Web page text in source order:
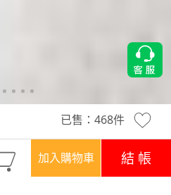
加入購物車 結 帳
已售： 468件